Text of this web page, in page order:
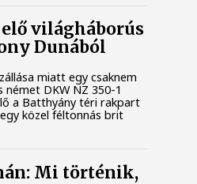
világháborús
Dunából
miatt egy csaknem
DKW NZ 350-1
a Batthyány téri rakpart
közel féltonnás brit
Mi történik,